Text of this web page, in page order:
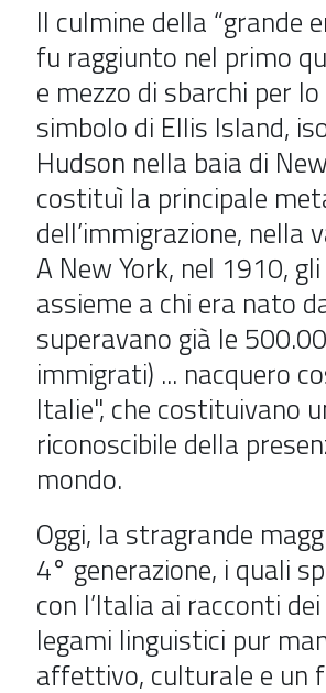
Il culmine della “grande
fu raggiunto nel primo
e mezzo di sbarchi per
simbolo di Ellis Island,
Hudson nella baia di
costituì la principale
dell’immigrazione, nella
A New York, nel 1910,
assieme a chi era nato
superavano già le
immigrati) ... nacquero
Italie", che costituivano
riconoscibile della
mondo.
Oggi, la stragrande
4° generazione, i quali
con l’Italia ai racconti
legami linguistici pur
affettivo, culturale e un